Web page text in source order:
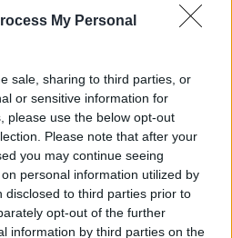
My Personal
sale, sharing to third parties, or
or sensitive information for
please use the below opt-out
Please note that after your
you may continue seeing
personal information utilized by
disclosed to third parties prior to
opt-out of the further
information by third parties on the